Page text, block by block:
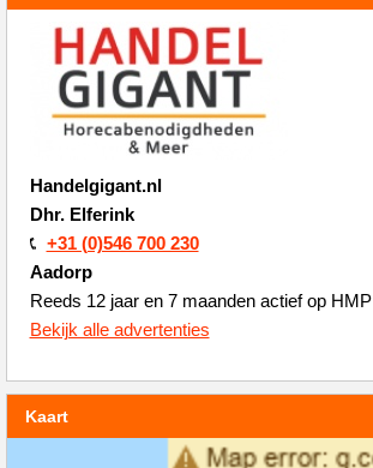
Handelgigant.nl
Dhr. Elferink
+31 (0)546 700 230
Aadorp
Reeds 12 jaar en 7 maanden actief op HMP
Bekijk alle advertenties
Kaart